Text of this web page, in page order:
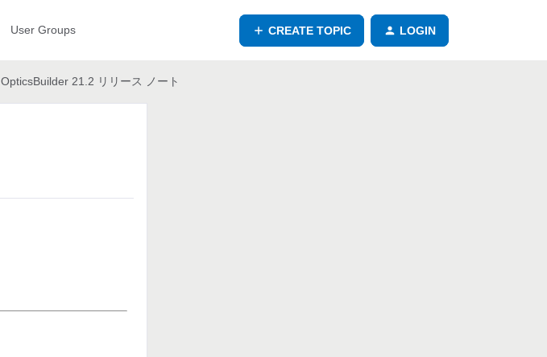
User Groups CREATE TOPIC LOGIN
OpticsBuilder 21.2 リリース ノート